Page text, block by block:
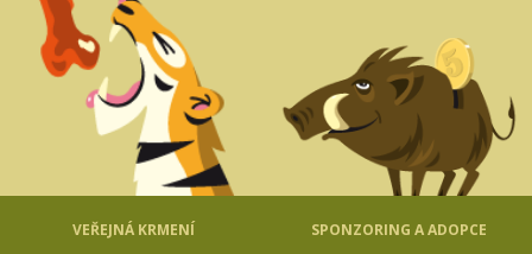
VEŘEJNÁ KRMENÍ SPONZORING A ADOPCE